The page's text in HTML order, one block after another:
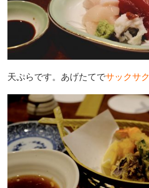
天ぷらです。あげたてでサックサク